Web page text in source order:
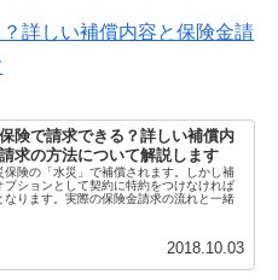
詳しい補償内容と保険金請
険で請求できる？詳しい補償内
求の方法について解説します
保険の「水災」で補償されます。しかし補
プションとして契約に特約をつけなければ
なります。実際の保険金請求の流れと一緒
2018.10.03